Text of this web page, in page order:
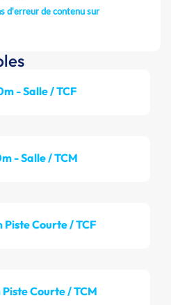
d'erreur de contenu sur
- Salle / TCF
- Salle / TCM
Courte / TCF
Courte / TCM